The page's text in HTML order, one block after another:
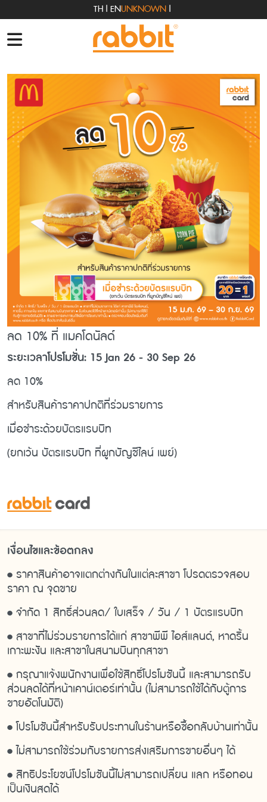
TH|ENUNKNOWN|
ลด 10% ที่ แมคโดนัลด์
ระยะเวลาโปรโมชั่น: 15 Jan 26 - 30 Sep 26
ลด 10%
สำหรับสินค้าราคาปกติที่ร่วมรายการ
เมื่อชำระด้วยบัตรแรบบิท
(ยกเว้น บัตรแรบบิท ที่ผูกบัญชีไลน์ เพย์)
เงื่อนไขและข้อตกลง
• ราคาสินค้าอาจแตกต่างกันในแต่ละสาขา โปรดตรวจสอบ
ราคา ณ จุดขาย
•จำกัด 1 สิทธิ์ส่วนลด/ ใบเสร็จ / วัน / 1 บัตรแรบบิท
•สาขาที่ไม่ร่วมรายการได้แก่ สาขาพีพี ไอส์แลนด์, หาดริ้น
เกาะพะงัน และสาขาในสนามบินทุกสาขา
•กรุณาแจ้งพนักงานเพื่อใช้สิทธิ์โปรโมชันนี้ และสามารถรับ
ส่วนลดได้ที่หน้าเคาน์เตอร์เท่านั้น (ไม่สามารถใช้ได้กับตู้การ
ขายอัตโนมัติ)
•โปรโมชันนี้สำหรับรับประทานในร้านหรือซื้อกลับบ้านเท่านั้น
•ไม่สามารถใช้ร่วมกับรายการส่งเสริมการขายอื่นๆ ได้
•สิทธิประโยชน์โปรโมชันนี้ไม่สามารถเปลี่ยน แลก หรือทอน
เป็นเงินสดได้